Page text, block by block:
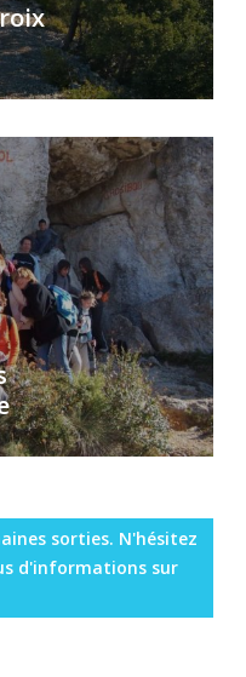
sorties. N'hésitez
d'informations sur